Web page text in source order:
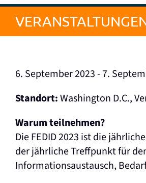
6. September 2023 - 7.
Standort:Washington D.C.,
Warum teilnehmen?
Die FEDID 2023 ist die
der jährliche Treffpunkt für
Informationsaustausch,